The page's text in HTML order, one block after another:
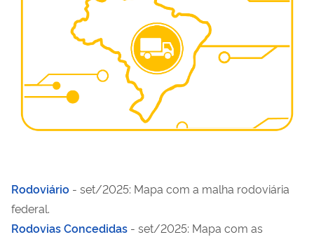
Rodoviário - set/2025: Mapa com a malha rodoviária
federal.
Rodovias Concedidas - set/2025: Mapa com as